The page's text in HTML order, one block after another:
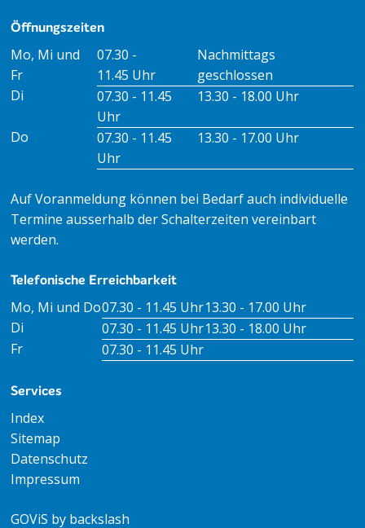
Öffnungszeiten
Öffnungszeiten Vormittag Öffnungszeiten
Mo, Mi und
Fr
07.30 -
11.45 Uhr
Nachmittags
geschlossen
Di
07.30 - 11.45
Uhr
13.30 - 18.00 Uhr
Do
07.30 - 11.45
Uhr
13.30 - 17.00 Uhr
Auf Voranmeldung können bei Bedarf auch individuelle
Termine ausserhalb der Schalterzeiten vereinbart
werden.
Telefonische Erreichbarkeit
Tag Öffnungszeiten VormittagÖffnungszeiten
Mo, Mi und Do07.30 - 11.45 Uhr13.30 - 17.00 Uhr
Di
07.30 - 11.45 Uhr13.30 - 18.00 Uhr
Fr
07.30 - 11.45 Uhr
Services
Index
Sitemap
Datenschutz
Impressum
GOViS by backslash